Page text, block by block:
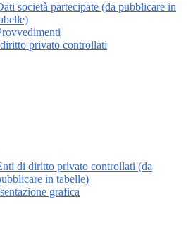
società partecipate (da pubblicare in
privato controllati
di diritto privato controllati (da
in tabelle)
grafica